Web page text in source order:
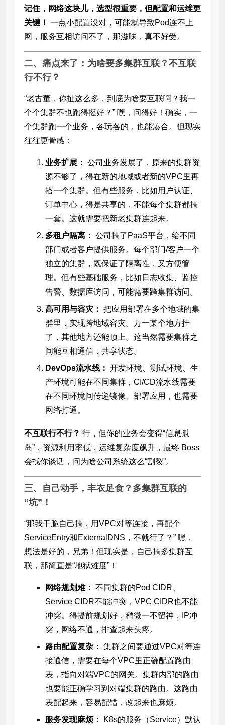
记住，网络这块儿，选型很重要，但配置和运维更
关键！ 一点小配置没对，可能就导致Pod连不上
网，服务互相访问不了，那滋味，真不好受。
二、痛点来了：为啥要多集群互联？不互联
行不行？
“老古董，你扯这么多，到底为啥要互联啊？我一
个个集群不也跑得挺好？” 嘿，问得好！确实，一
个集群跑一个业务，各玩各的，也能凑合。但现实
往往更骨感：
业务扩展： 公司业务发展了，原来的集群资
源不够了，得在新的地域或者新的VPC里再
搭一个集群。但有些服务，比如用户认证、
订单中心，得是共享的，不能每个集群都搞
一套。这就需要把新老集群连起来。
多租户隔离： 公司搞了PaaS平台，给不同
部门或者客户提供服务。每个部门/客户一个
独立的集群，既保证了隔离性，又方便管
理。但有些基础服务，比如日志收集、监控
告警、数据库访问，可能需要跨集群访问。
高可用与容灾： 把应用部署在多个地域的集
群里，实现跨地域容灾。万一某个地方挂
了，其他地方还能顶上。这当然需要集群之
间能互相通信，共享状态。
DevOps流水线： 开发环境、测试环境、生
产环境可能在不同集群，CI/CD流水线需要
在不同环境间传递镜像、部署应用，也需要
网络打通。
不互联行不行？ 行，但你的业务会变得“信息孤
岛”，资源利用率低，运维复杂度飙升，最终 Boss
会找你谈话，问为啥公司系统这么“割裂”。
三、自己动手，丰衣足食？多集群互联的
“坑”！
“那我干脆自己搞，用VPC对等连接，再配个
ServiceEntry和ExternalDNS，不就行了？” 嘿，
想法是好的，兄弟！但现实是，自己搞多集群互
联，那简直是“地狱难度”！
网络规划难： 不同集群的Pod CIDR、
Service CIDR不能冲突，VPC CIDR也不能
冲突。得提前规划好，稍微一不留神，IP冲
突，网络不通，排查起来头疼。
路由配置复杂： 集群之间要通过VPC对等连
接通信，需要在每个VPC里正确配置路由
表，指向对端VPC的网关。集群内部的路由
也要能正确学习到对端集群的路由。这路由
表配起来，容易配错，改起来也麻烦。
服务发现麻烦：
K8s的服务（Service）默认